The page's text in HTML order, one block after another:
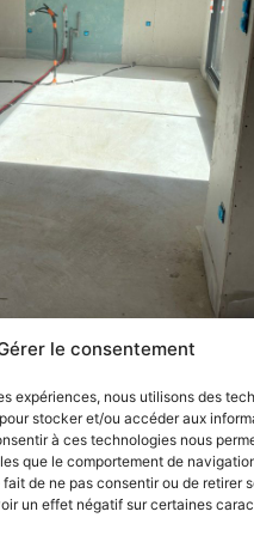
le consentement
expériences, nous utilisons des
stocker et/ou accéder aux
à ces technologies nous
que le comportement de
de ne pas consentir ou de retirer
un effet négatif sur certaines
Emplois
Contact / Accès
Mentions légales
GDL